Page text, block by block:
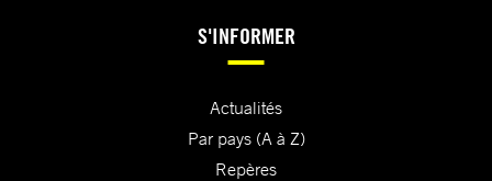
S'INFORMER
Actualités
Par pays (A à Z)
Repères